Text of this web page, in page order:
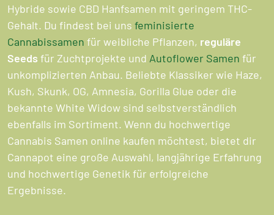
Hybride sowie CBD Hanfsamen mit geringem THC-
Gehalt. Du findest bei unsfeminisierte
Cannabissamen für weibliche Pflanzen, reguläre
Seeds für Zuchtprojekte und Autoflower Samen für
unkomplizierten Anbau. Beliebte Klassiker wie Haze,
Kush, Skunk, OG, Amnesia, Gorilla Glue oder die
bekannte White Widow sind selbstverständlich
ebenfalls im Sortiment. Wenn du hochwertige
Cannabis Samen online kaufen möchtest, bietet dir
Cannapot eine große Auswahl, langjährige Erfahrung
und hochwertige Genetik für erfolgreiche
Ergebnisse.